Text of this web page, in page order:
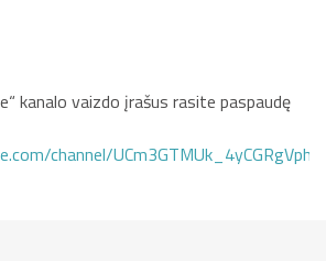
kanalo vaizdo įrašus rasite paspaudę
channel/